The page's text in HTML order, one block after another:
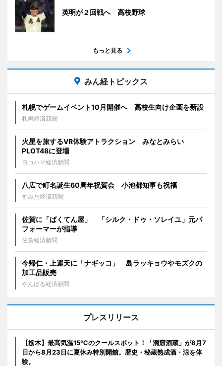
英明が２回戦へ 高校野球
もっと見る
みん経トピックス
札幌でゲームイベント10月開催へ 高校生向け企画を新設
札幌経済新聞
火星を旅するVR体験アトラクション みなとみらい
PLOT48に登場
ヨコハマ経済新聞
八広で町名誕生60周年祝賀会 小池都知事も祝福
すみだ経済新聞
佐賀に「ばくてん屋」 「シルク・ドゥ・ソレイユ」元パ
フォーマーが指導
佐賀経済新聞
今帰仁・上運天に「ナギッコ」 島ラッキョウやモズクの
加工品販売
やんばる経済新聞
プレスリリース
【栃木】最高気温15℃のクールスポット！「洞窟酒蔵」が8月7
日から8月23日に夏休み特別開館。歴史・秘蔵熟成酒・涼を体
験。